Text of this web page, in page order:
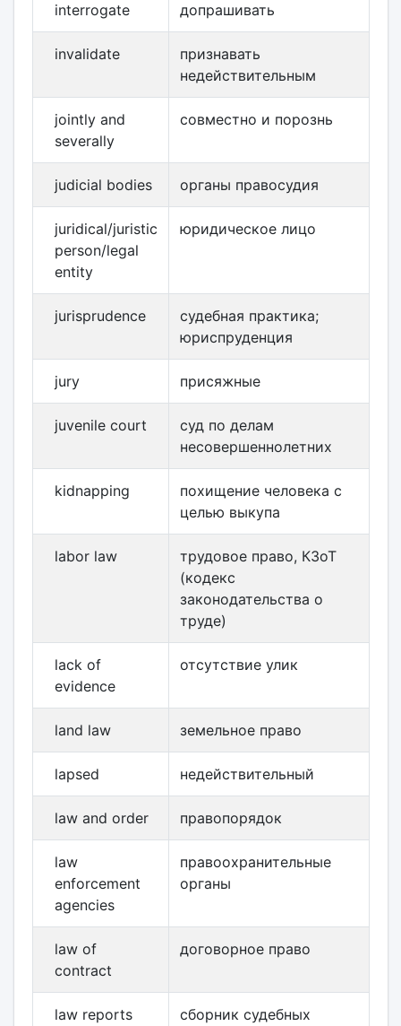
interrogate допрашивать
invalidate
признавать
недействительным
jointly and
severally
совместно и порознь
judicial bodies органы правосудия
juridical/juristic
person/legal
entity
юридическое лицо
jurisprudence
судебная практика;
юриспруденция
jury присяжные
juvenile court
суд по делам
несовершеннолетних
kidnapping
похищение человека с
целью выкупа
labor law
трудовое право, КЗоТ
(кодекс
законодательства о
труде)
lack of
evidence
отсутствие улик
land law земельное право
lapsed недействительный
law and order правопорядок
law
enforcement
agencies
правоохранительные
органы
law of
contract
договорное право
law reports
сборник судебных